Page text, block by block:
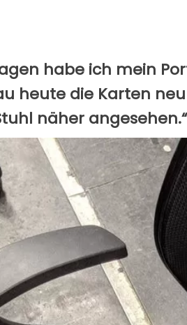
habe ich mein
heute die Karten
näher angesehen.“